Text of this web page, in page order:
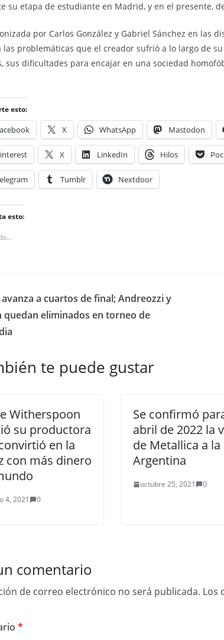
su etapa de estudiante en Madrid, y en el presente,
por Carlos González y Gabriel Sánchez en las
las problemáticas que el creador sufrió a lo largo de
sus dificultades para encajar en una sociedad
esto:
X WhatsApp Mastodon
X LinkedIn Hilos
Tumblr Nextdoor
esto:
a cuartos de final; Andreozzi y
quedan eliminados en torneo de
te puede gustar
Witherspoon
su productora
en la
con más dinero
4, 2021 0
Se confirmó
abril de 2022 la
de Metallica a la
Argentina
octubre 25, 2021 0
comentario
de correo electrónico no será publicada. Los
*